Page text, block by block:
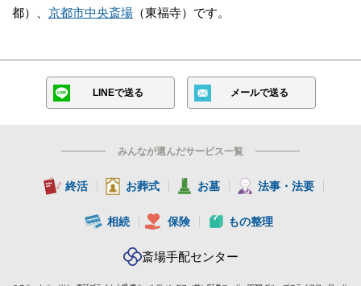
都）、 京都市中央斎場 （東福寺）です。
LINEで送る メールで送る
みんなが選んだサービス一覧
終活 お葬式 お墓 法事・法要
相続 保険 もの整理
斎場手配センター